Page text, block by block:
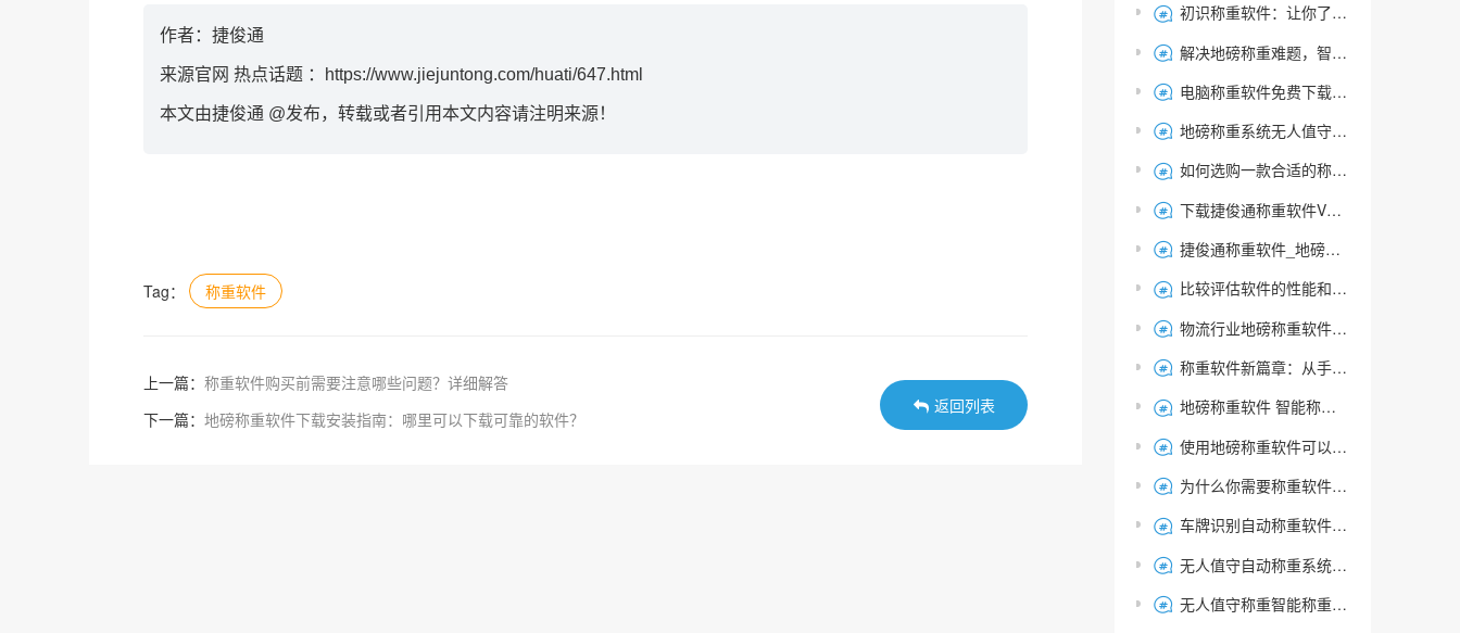
作者：捷俊通
来源官网 热点话题 ： https://www.jiejuntong.com/huati/647.html
本文由捷俊通 @发布，转载或者引用本文内容请注明来源！
Tag： 称重软件
上一篇： 称重软件购买前需要注意哪些问题？详细解答
下一篇： 地磅称重软件下载安装指南：哪里可以下载可靠的软件？
返回列表
 初识称重软件：让你了解地磅称重软件的定义和特点
 解决地磅称重难题，智能称重软件让您事半功倍
 电脑称重软件免费下载及安装使用介绍：打印磅单，智能过磅
 地磅称重系统无人值守称重软件的功能介绍，捷俊通软件
 如何选购一款合适的称重软件
 下载捷俊通称重软件V3.1.4.65，安装简便，免费试用
 捷俊通称重软件_地磅称重软件的性能如何？
 比较评估软件的性能和适用性:选择适合您的称重管理系统软件
 物流行业地磅称重软件：选择指南和关键考虑因素大揭秘
 称重软件新篇章：从手工到智能的无人值守地磅称重管理系统
 地磅称重软件 智能称重系统 无人值守称重软件- 捷俊通
 使用地磅称重软件可以提高哪些方面的效率？数据准确性，效益
 为什么你需要称重软件：进一步提升业务操作效率
 车牌识别自动称重软件：提升称重效率与称重管理的智能选择
 无人值守自动称重系统的核心组成部分--地磅称重软件解析
 无人值守称重智能称重管理系统，功能及应用